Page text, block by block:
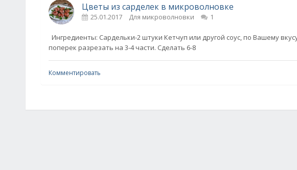
Цветы из сарделек в микроволновке
25.01.2017 Для микроволновки 1
Ингредиенты: Сардельки-2 штуки Кетчуп или другой соус, по Вашему
поперек разрезать на 3-4 части. Сделать 6-8
Комментировать